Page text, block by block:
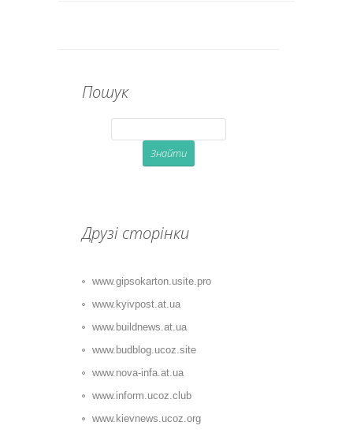
Пошук
Друзі сторінки
www.gipsokarton.usite.pro
www.kyivpost.at.ua
www.buildnews.at.ua
www.budblog.ucoz.site
www.nova-infa.at.ua
www.inform.ucoz.club
www.kievnews.ucoz.org